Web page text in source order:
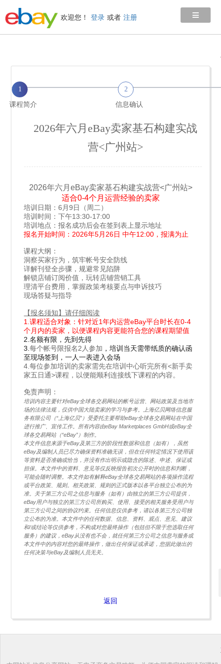
≡
欢迎您！ 登录 或者 注册
1
课程简介
2
信息确认
2026年六月eBay卖家基石构建实战
营<广州站>
2026年六月eBay卖家基石构建实战营<广州站>
适合0-4个月运营经验的卖家
培训日期：6月9日（周二）
培训时间：下午13:30-17:00
培训地点：报名成功后会在签到表上显示地址
报名开始时间：2026年5月26日 中午12:00，报满为止
课程大纲：
洞察买家行为，筑牢帐号安全防线
详解刊登全步骤，规避常见陷阱
解锁店铺订阅价值，玩转店铺营销工具
理清平台费用，掌握政策考核要点与申诉技巧
现场答疑与指导
【报名须知】请仔细阅读
1.课程适合对象：针对近1年内运营eBay平台时长在0-4
个月内的卖家，以便课程内容更能符合您的课程期望值
2.名额有限，先到先得
3.每个帐号限报名2人参加 ，培训当天需带纸质的确认函
至现场签到，一人一表进入会场
4.每位参加培训的卖家需先在培训中心听完所有<新手卖
家五日通>课程，以便能顺利连接线下课程的内容。
免责声明：
培训内容主要针对eBay全球各交易网站的帐号运营、网站政策及当地市
场的法律法规，仅供中国大陆卖家的学习与参考。上海亿贝网络信息服
务有限公司（“上海亿贝”）受委托主要帮助eBay全球各交易网站在中国
进行推广、宣传工作。所有内容由eBay Marketplaces GmbH或eBay全
球各交易网站（“eBay”）制作。
本文件信息来源于eBay及第三方的阶段性数据和信息（如有），虽然
eBay及编制人员已尽力确保资料准确无误，但在任何特定情况下使用该
等资料是否准确或恰当，并没有作出明示或隐含的陈述、申述、保证或
担保。本文件中的资料、意见等仅反映报告初次公开时的信息和判断，
可能会随时调整。本文件如有解释eBay全球各交易网站的各项操作流程
或平台政策、规则。相关政策、规则的正式版本以各平台独立公布的为
准。关于第三方公司之信息与服务（如有）由独立的第三方公司提供，
eBay用户与独立的第三方公司所购买、使用、接受的相关服务受用户与
第三方公司之间的协议约束。任何信息仅供参考，请以各第三方公司独
立公布的为准。本文件中的任何数据、信息、资料、观点、意见、建议
和/或结论等仅供参考，不构成对您最终操作（包括但不限于您选取任何
服务）的建议，eBay从没有也不会，就任何第三方公司之信息与服务或
本文件中的内容对您的最终操作，做出任何保证或承诺，您据此做出的
任何决策与eBay及编制人员无关。
返回